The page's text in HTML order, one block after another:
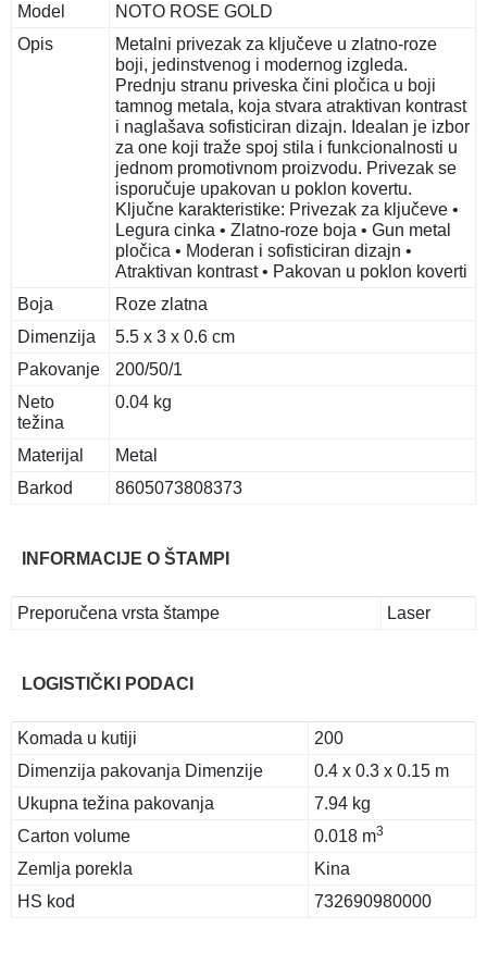
Model
NOTO ROSE GOLD
Opis
Metalni privezak za ključeve u zlatno-roze
boji, jedinstvenog i modernog izgleda.
Prednju stranu priveska čini pločica u boji
tamnog metala, koja stvara atraktivan kontrast
i naglašava sofisticiran dizajn. Idealan je izbor
za one koji traže spoj stila i funkcionalnosti u
jednom promotivnom proizvodu. Privezak se
isporučuje upakovan u poklon kovertu.
Ključne karakteristike: Privezak za ključeve •
Legura cinka • Zlatno-roze boja • Gun metal
pločica • Moderan i sofisticiran dizajn •
Atraktivan kontrast • Pakovan u poklon koverti
Boja
Roze zlatna
Dimenzija
5.5 x 3 x 0.6 cm
Pakovanje
200/50/1
Neto
težina
0.04 kg
Materijal
Metal
Barkod
8605073808373
INFORMACIJE O ŠTAMPI
Preporučena vrsta štampe Laser
LOGISTIČKI PODACI
Komada u kutiji
200
Dimenzija pakovanja Dimenzije
0.4 x 0.3 x 0.15 m
Ukupna težina pakovanja
7.94 kg
Carton volume
0.018 m3
Zemlja porekla
Kina
HS kod
732690980000